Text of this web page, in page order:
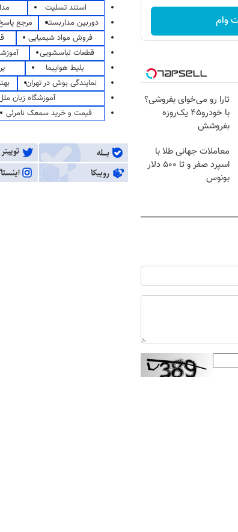
وام
تارا رو می‌خوای بفروشی؟
با خودرو۴۵ یک‌روزه
بفروشش
معاملات جهانی طلا با
اسپرد صفر و تا ۵۰۰ دلار
بونوس
استند تسلیت
دوربین مداربسته
مرجع
فروش مواد شیمیایی
قطعات لباسشویی
بلیط هواپیما
نمایندگی بوش در تهران
آموزشگاه زبان
قیمت و خرید سمعک نامرئی